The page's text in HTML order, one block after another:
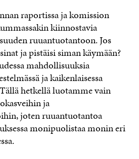
raportissa ja komission
kiinnostavia
ruuantuotantoon. Jos
ja pistäisi siman käymään?
mahdollisuuksia
ja kaikenlaisessa
hetkellä luotamme vain
ja
joten ruuantuotantoa
monipuolistaa monin eri